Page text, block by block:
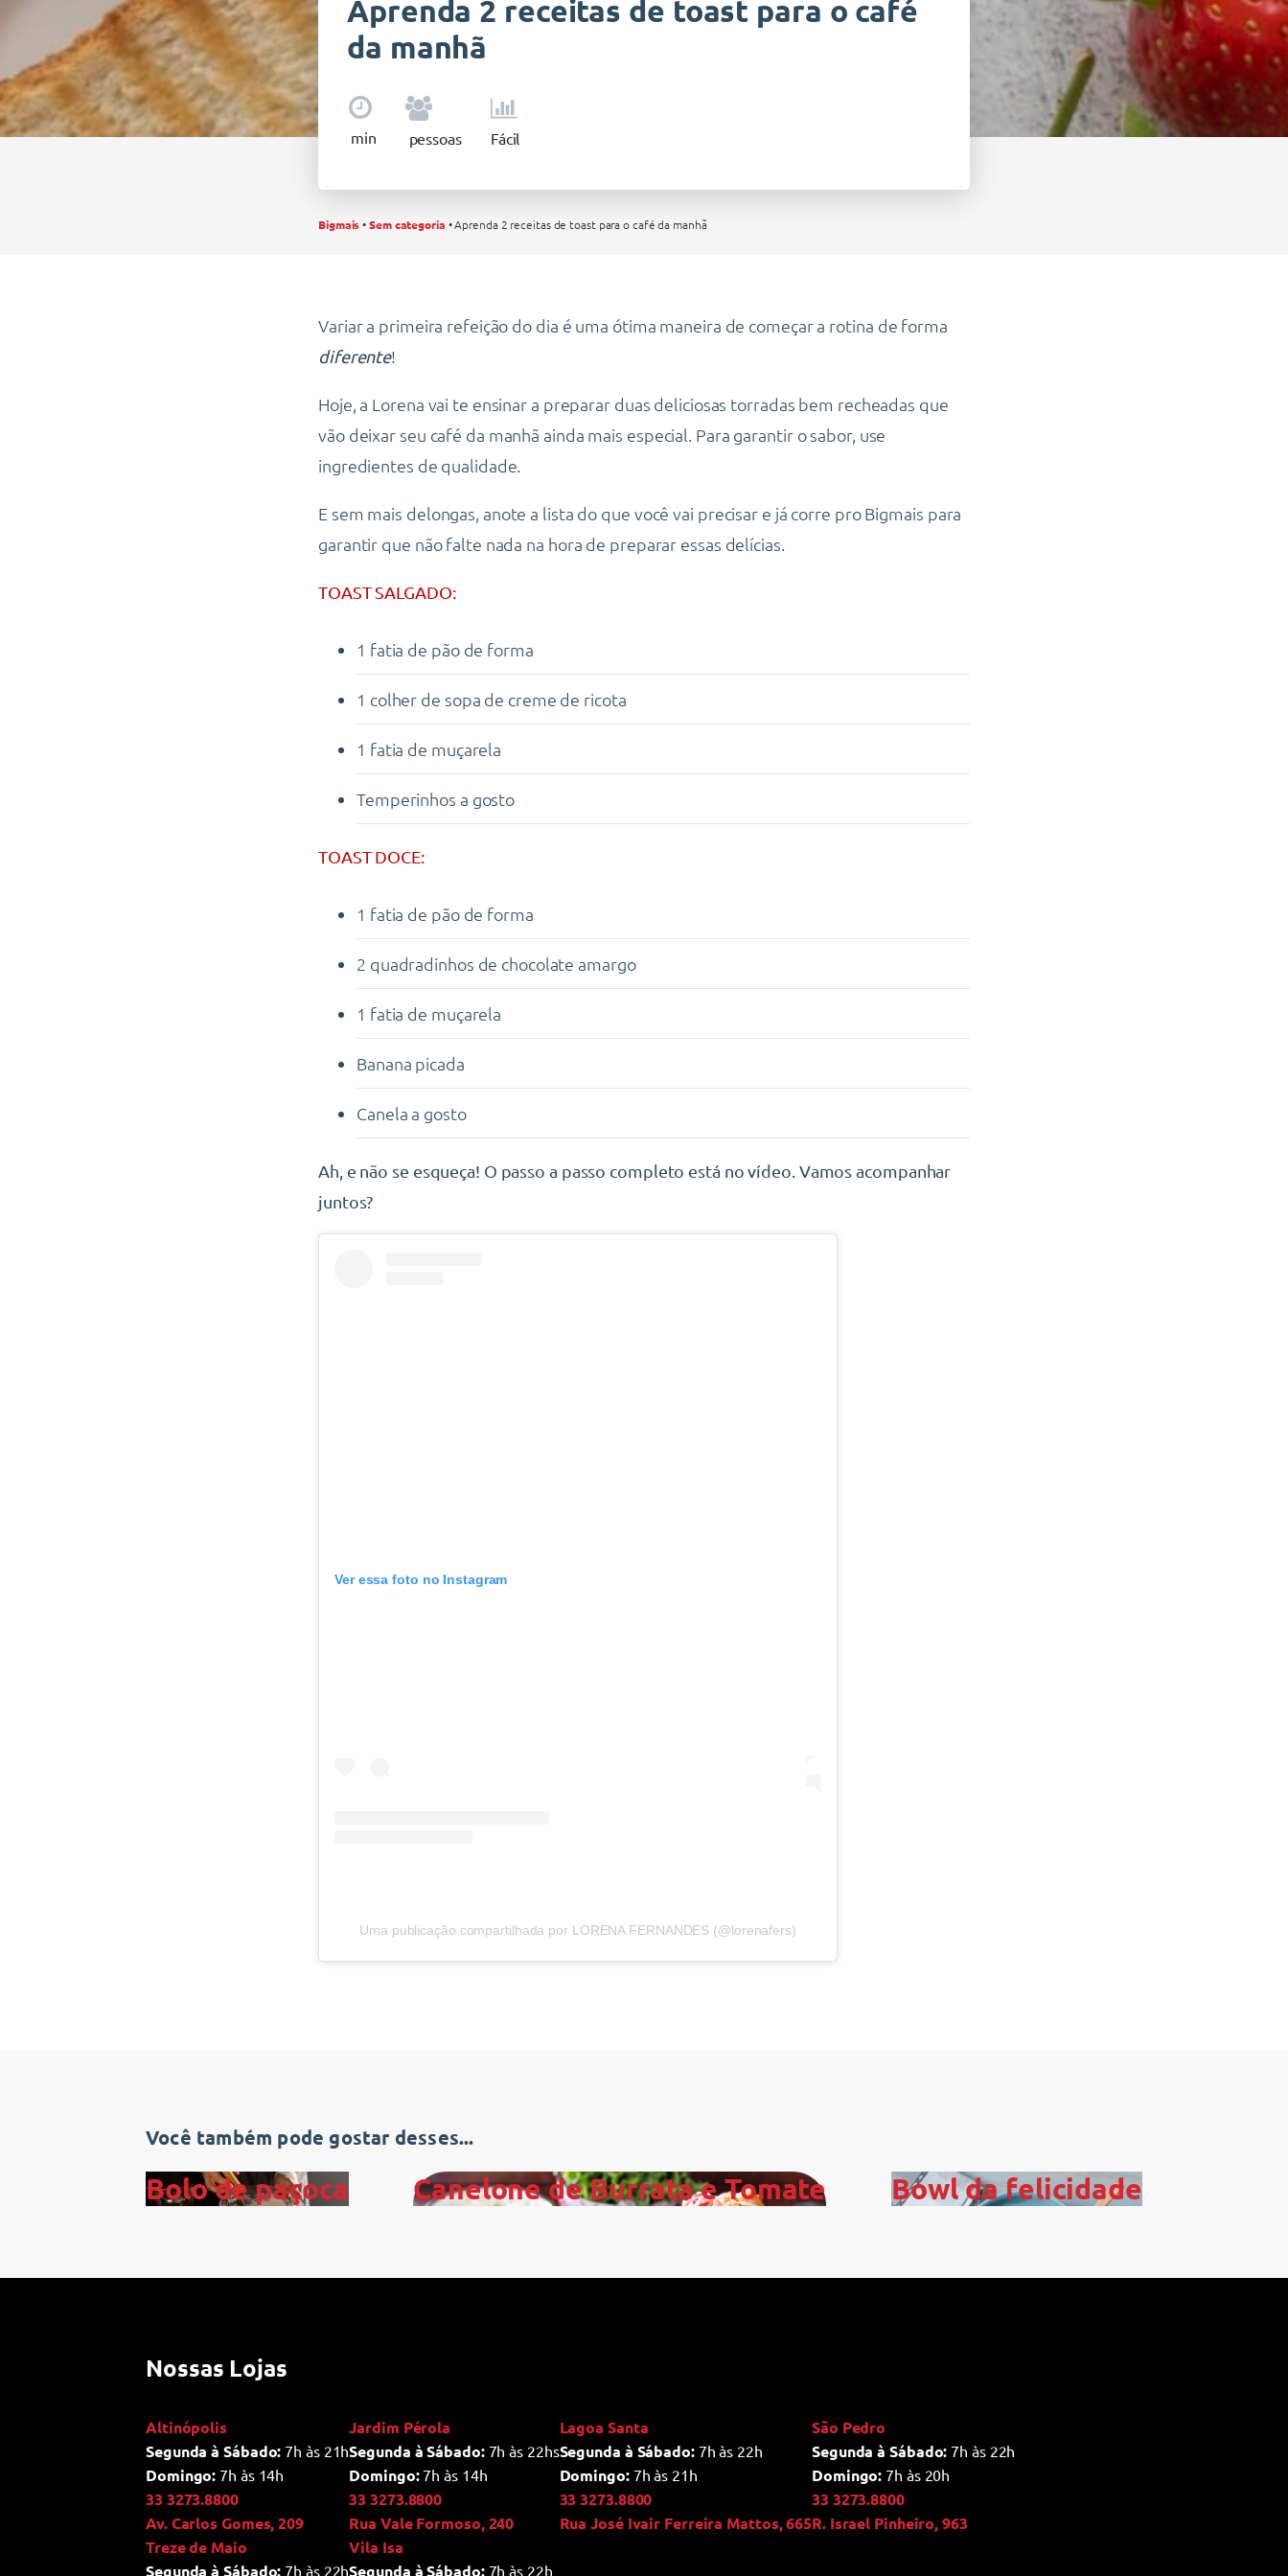
Aprenda 2 receitas de toast para o café
da manhã
min pessoas Fácil
Bigmais•Sem categoria •Aprenda 2 receitas de toast para o café da manhã
Variar a primeira refeição do dia é uma ótima maneira de começar a rotina de forma
diferente!
Hoje, a Lorena vai te ensinar a preparar duas deliciosas torradas bem recheadas que
vão deixar seu café da manhã ainda mais especial. Para garantir o sabor, use
ingredientes de qualidade.
E sem mais delongas, anote a lista do que você vai precisar e já corre pro Bigmais para
garantir que não falte nada na hora de preparar essas delícias.
TOAST SALGADO:
1 fatia de pão de forma
1 colher de sopa de creme de ricota
1 fatia de muçarela
Temperinhos a gosto
TOAST DOCE:
1 fatia de pão de forma
2 quadradinhos de chocolate amargo
1 fatia de muçarela
Banana picada
Canela a gosto
Ah, e não se esqueça! O passo a passo completo está no vídeo. Vamos acompanhar
juntos?
Ver essa foto no Instagram
Uma publicação compartilhada por LORENA FERNANDES (@lorenafers)
Você também pode gostar desses...
Bolo de paçoca Canelone de Burrata e Tomate Bowl da felicidade
Nossas Lojas
Altinópolis
Segunda à Sábado: 7h às 21h
Domingo: 7h às 14h
33 3273.8800
Av. Carlos Gomes, 209
Jardim Pérola
Segunda à Sábado:7h às 22hs
Domingo:7h às 14h
33 3273.8800
Rua Vale Formoso, 240
Lagoa Santa
Segunda à Sábado:7h às 22h
Domingo:7h às 21h
33 3273.8800
Rua José Ivair Ferreira Mattos, 665
São Pedro
Segunda à Sábado: 7h às 22h
Domingo: 7h às 20h
33 3273.8800
R. Israel Pinheiro, 963
Treze de Maio
Segunda à Sábado: 7h às 22h
Vila Isa
Segunda à Sábado:7h às 22h